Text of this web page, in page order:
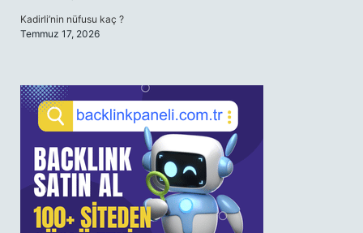
Kadirli’nin nüfusu kaç ?
Temmuz 17, 2026